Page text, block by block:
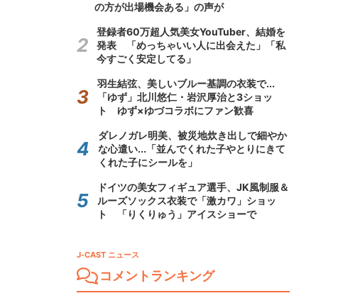
の方が出場機会ある」の声が
登録者60万超人気美女YouTuber、結婚を
発表 「めっちゃいい人に出会えた」「私
今すごく安定してる」
羽生結弦、美しいブルー基調の衣装で...
「ゆず」北川悠仁・岩沢厚治と3ショッ
ト ゆず×ゆづコラボにファン歓喜
ダレノガレ明美、被災地炊き出しで細やか
な心遣い...「並んでくれた子やとりにきて
くれた子にシールを」
ドイツの美女フィギュア選手、JK風制服＆
ルーズソックス衣装で「激カワ」ショッ
ト 「りくりゅう」アイスショーで
J-CAST ニュース
コメントランキング